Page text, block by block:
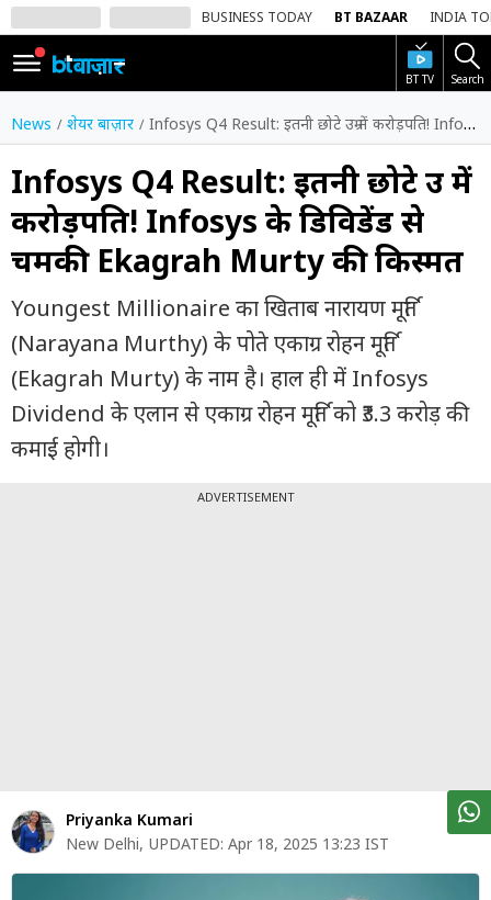
BUSINESS TODAY BT BAZAAR INDIA
BT TV Search
SIGN
IN
Dark
Mode
होम
शेयर
वीडियो
ट्रेंडिंग
बिजनेस
न्यूज
शेयर
बाज़ार
ट्रेंडिंग
News शेयर बाज़ार Infosys Q4 Result: इतनी छोटे उम्र में करोड़पति! Infosys के डिविडेंड से चमकी Ekagrah Murty की किस्मत
Infosys Q4 Result: इतनी छोटे उम्र में
करोड़पति! Infosys के डिविडेंड से
चमकी Ekagrah Murty की किस्मत
Youngest Millionaire का खिताब नारायण मूर्ति
(Narayana Murthy) के पोते एकाग्र रोहन मूर्ति
(Ekagrah Murty) के नाम है। हाल ही में Infosys
Dividend के एलान से एकाग्र रोहन मूर्ति को ₹3.3 करोड़ की
कमाई होगी।
ADVERTISEMENT
Priyanka Kumari
New Delhi, UPDATED: Apr 18, 2025 13:23 IST